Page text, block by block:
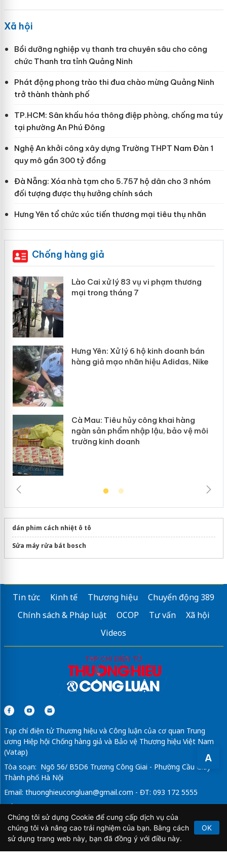
A
Xã hội
Bồi dưỡng nghiệp vụ thanh tra chuyên sâu cho công
chức Thanh tra tỉnh Quảng Ninh
Phát động phong trào thi đua chào mừng Quảng Ninh
trở thành thành phố
TP.HCM: Sân khấu hóa thông điệp phòng, chống ma túy
tại phường An Phú Đông
Nghệ An khởi công xây dựng Trường THPT Nam Đàn 1
quy mô gần 300 tỷ đồng
Đà Nẵng: Xóa nhà tạm cho 5.757 hộ dân cho 3 nhóm
đối tượng được thụ hưởng chính sách
Hưng Yên tổ chức xúc tiến thương mại tiêu thụ nhãn
Chống hàng giả
Lào Cai xử lý 83 vụ vi phạm thương
mại trong tháng 7
Hưng Yên: Xử lý 6 hộ kinh doanh bán
hàng giả mạo nhãn hiệu Adidas, Nike
Cà Mau: Tiêu hủy công khai hàng
ngàn sản phẩm nhập lậu, bảo vệ môi
trường kinh doanh
dán phim cách nhiệt ô tô
Sửa máy rửa bát bosch
Tin tức Kinh tế Thương hiệu
Chuyển động 389
Chính sách & Pháp luật
OCOP Tư vấn
Xã hội
Videos
Tạp chí điện tử Thương hiệu và Công luận của cơ quan Trung
ương Hiệp hội Chống hàng giả và Bảo vệ Thương hiệu Việt Nam
(Vatap)
Tòa soạn: Ngõ 56/ B5D6 Trương Công Giai - Phường Cầu Giấy -
Thành phố Hà Nội
Email: thuonghieucongluan@gmail.com - ĐT: 093 172 5555
Tổng Biên Tập: Vũ Đức Thuận
Giấy phép hoạt động báo chí điện tử số 64/GP-BTTTT do Bộ
Thông tin và Truyền thông cấp ngày 21/2/2020.
Chúng tôi sử dụng Cookie để cung cấp dịch vụ của
chúng tôi và nâng cao trải nghiệm của bạn. Bằng cách
sử dụng trang web này, bạn đã đồng ý với điều này.
OK